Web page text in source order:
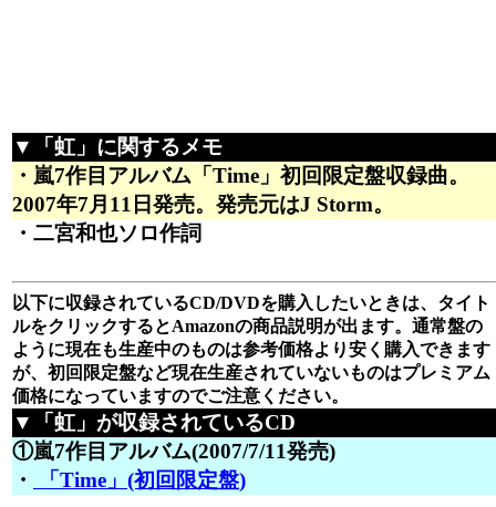
▼「虹」に関するメモ
・嵐7作目アルバム「Time」初回限定盤収録曲。
2007年7月11日発売。発売元はJ Storm。
・二宮和也ソロ作詞
以下に収録されているCD/DVDを購入したいときは、タイト
ルをクリックするとAmazonの商品説明が出ます。通常盤の
ように現在も生産中のものは参考価格より安く購入できます
が、初回限定盤など現在生産されていないものはプレミアム
価格になっていますのでご注意ください。
▼「虹」が収録されているCD
①嵐7作目アルバム(2007/7/11発売)
・
「Time」(初回限定盤)